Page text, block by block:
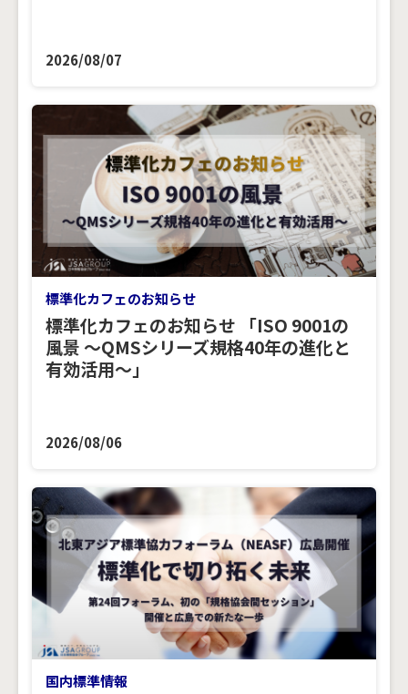
2026/08/07
標準化カフェのお知らせ
標準化カフェのお知らせ 「ISO 9001の
風景 ～QMSシリーズ規格40年の進化と
有効活用～」
2026/08/06
国内標準情報